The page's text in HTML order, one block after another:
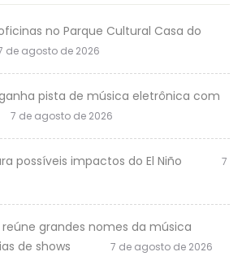
no Parque Cultural Casa do
de agosto de 2026
pista de música eletrônica com
7 de agosto de 2026
possíveis impactos do El Niño
7
grandes nomes da música
de shows
7 de agosto de 2026